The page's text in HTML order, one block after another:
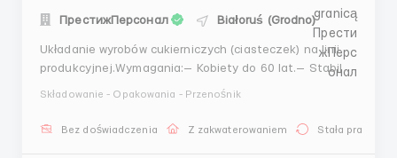
ПрестижПерсонал Białoruś (Grodno)
Układanie wyrobów cukierniczych (ciasteczek) na linii
produkcyjnej.Wymagania:— Kobiety do 60 lat.— Stabilna
praca w perspektywicznym zakładzie.— Nowoczesne
cukierniczym.— Komfortowe warunki pracy i
Składowanie - Opakowania - Przenośnik
Bez doświadczenia Z zakwaterowaniem Stała praca